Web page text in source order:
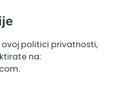
politici privatnosti,
na:
.